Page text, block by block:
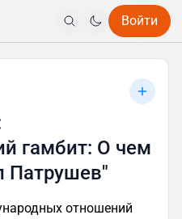
Войти
гамбит: О чем
Патрушев"
отношений